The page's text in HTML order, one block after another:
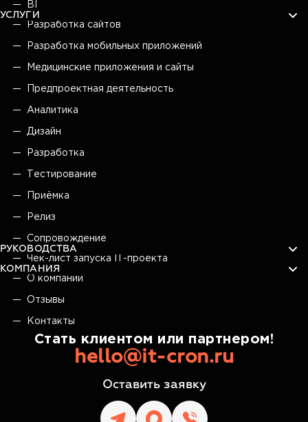
BI
УСЛУГИ
Разработка сайтов
Разработка мобильных приложений
Медицинские приложения и сайты
Предпроектная деятельность
Аналитика
Дизайн
Разработка
Тестирование
Приёмка
Релиз
Сопровождение
РУКОВОДСТВА
Чек-лист запуска IT-проекта
КОМПАНИЯ
О компании
Отзывы
Контакты
Стать клиентом или партнером!
hello@it-cron.ru
Оставить заявку